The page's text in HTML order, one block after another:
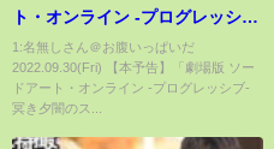
ト・オンライン -プログレッシ
ブ- 冥き夕闇のスケルツォ」10月
22日㈯全国ロードショー
1:名無しさん＠お腹いっぱいだ
2022.09.30(Fri) 【本予告】「劇場版 ソー
ドアート・オンライン -プログレッシブ-
冥き夕闇のス...